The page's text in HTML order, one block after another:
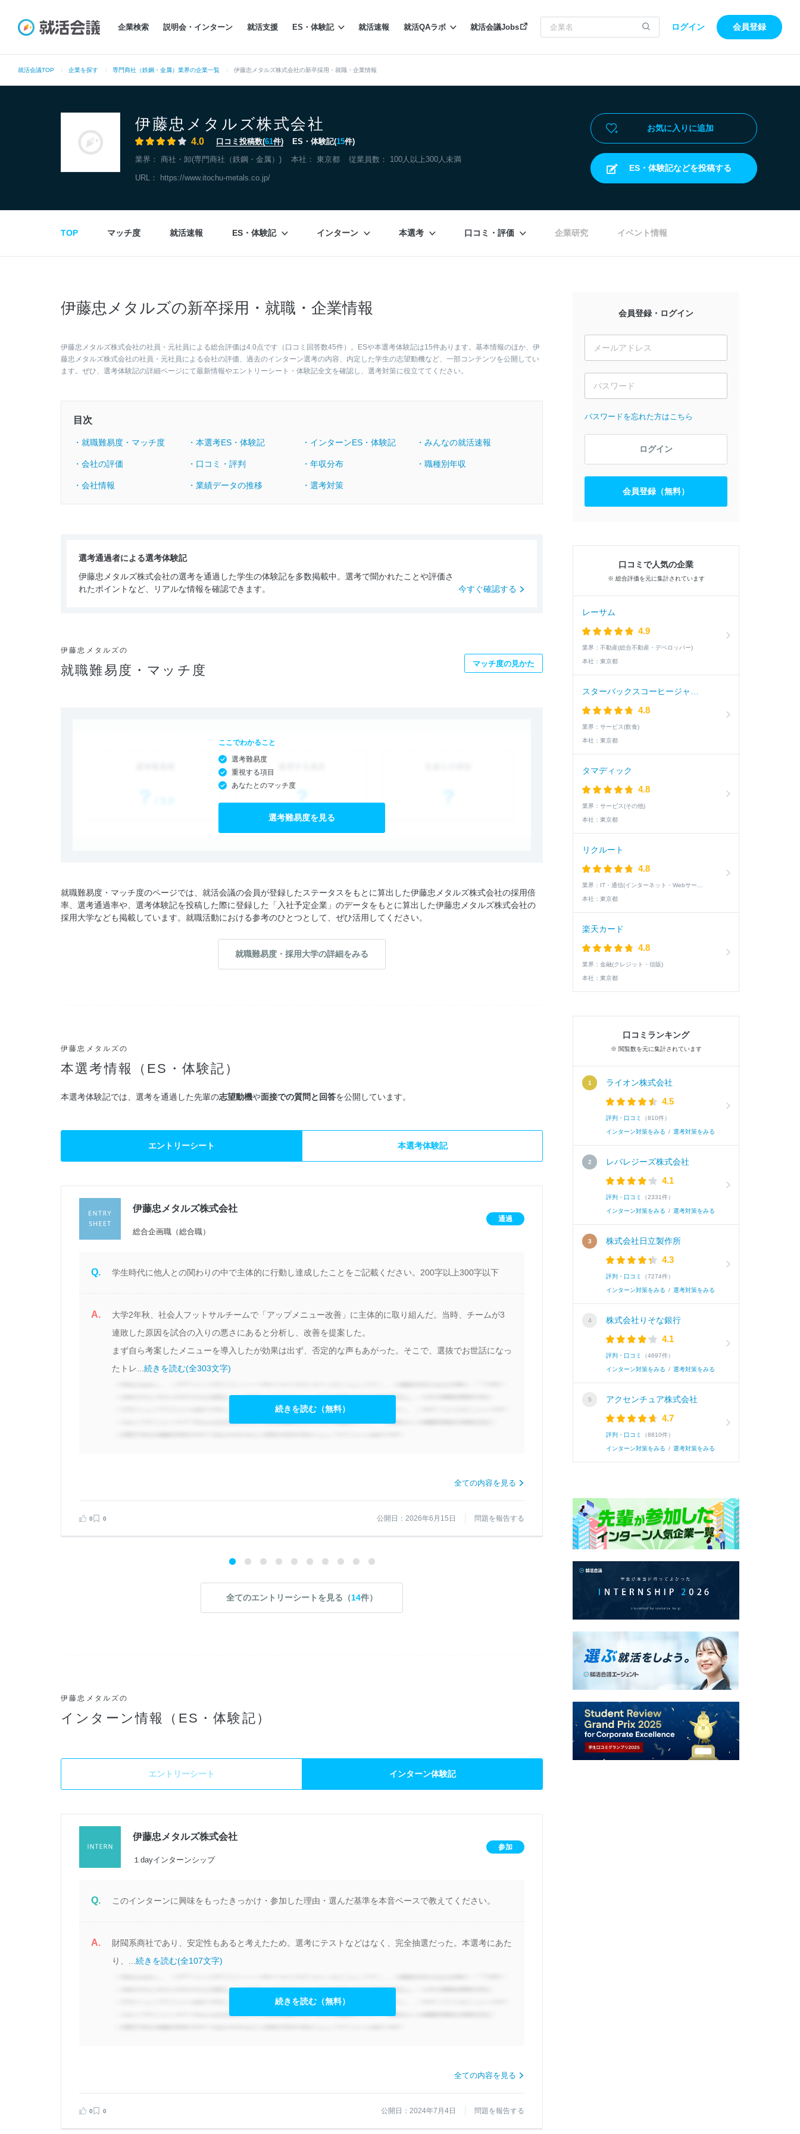
企業検索 説明会・インターン 就活支援 ES・体験記 就活速報 就活QAラボ 就活会議Jobs ログイン 会員登録
就活会議TOP 企業を探す 専門商社（鉄鋼・金属）業界の企業一覧 伊藤忠メタルズ株式会社の新卒採用・就職・企業情報
伊藤忠メタルズ株式会社
4.0 口コミ投稿数(61件) ES・体験記(15件)
業界： 商社・卸(専門商社（鉄鋼・金属）) 本社： 東京都 従業員数： 100人以上300人未満
URL： https://www.itochu-metals.co.jp/
お気に入りに追加
ES・体験記などを投稿する
TOP マッチ度 就活速報 ES・体験記 インターン 本選考 口コミ・評価 企業研究 イベント情報
伊藤忠メタルズの新卒採用・就職・企業情報
伊藤忠メタルズ株式会社の社員・元社員による総合評価は4.0点です（口コミ回答数45件）。ESや本選考体験記は15件あります。基本情報のほか、伊
藤忠メタルズ株式会社の社員・元社員による会社の評価、過去のインターン選考の内容、内定した学生の志望動機など、一部コンテンツを公開してい
ます。ぜひ、選考体験記の詳細ページにて最新情報やエントリーシート・体験記全文を確認し、選考対策に役立ててください。
目次
・就職難易度・マッチ度 ・本選考ES・体験記 ・インターンES・体験記 ・みんなの就活速報
・会社の評価 ・口コミ・評判 ・年収分布 ・職種別年収
・会社情報 ・業績データの推移 ・選考対策
選考通過者による選考体験記
伊藤忠メタルズ株式会社の選考を通過した学生の体験記を多数掲載中。選考で聞かれたことや評価さ
れたポイントなど、リアルな情報を確認できます。
今すぐ確認する
伊藤忠メタルズの
就職難易度・マッチ度 マッチ度の見かた
ここでわかること
選考難易度
重視する項目
あなたとのマッチ度
選考難易度を見る
就職難易度・マッチ度のページでは、就活会議の会員が登録したステータスをもとに算出した伊藤忠メタルズ株式会社の採用倍
率、選考通過率や、選考体験記を投稿した際に登録した「入社予定企業」のデータをもとに算出した伊藤忠メタルズ株式会社の
採用大学なども掲載しています。就職活動における参考のひとつとして、ぜひ活用してください。
就職難易度・採用大学の詳細をみる
伊藤忠メタルズの
本選考情報（ES・体験記）
本選考体験記では、選考を通過した先輩の志望動機や面接での質問と回答を公開しています。
エントリーシート 本選考体験記
伊藤忠メタルズ株式会社
総合企画職（総合職）
通過
Q. 学生時代に他人との関わりの中で主体的に行動し達成したことをご記載ください。200字以上300字以下
A.
大学2年秋、社会人フットサルチームで「アップメニュー改善」に主体的に取り組んだ。当時、チームが3
連敗した原因を試合の入りの悪さにあると分析し、改善を提案した。
まず自ら考案したメニューを導入したが効果は出ず、否定的な声もあがった。そこで、選抜でお世話になっ
たトレ... 続きを読む(全303文字)
続きを読む（無料）
全ての内容を見る
0 0 公開日：2026年6月15日 問題を報告する
伊藤忠メタルズ株式会社
Q. 学生時代に他人との関わりの中で主体的に行動
私は大学のゼミでゼミ長を務めリーダーシップ
全てのエントリーシートを見る（14件）
伊藤忠メタルズの
インターン情報（ES・体験記）
エントリーシート インターン体験記
伊藤忠メタルズ株式会社
１dayインターンシップ
参加
Q. このインターンに興味をもったきっかけ・参加した理由・選んだ基準を本音ベースで教えてください。
A.
財閥系商社であり、安定性もあると考えたため。選考にテストなどはなく、完全抽選だった。本選考にあた
り、... 続きを読む(全107文字)
続きを読む（無料）
全ての内容を見る
0 0 公開日：2024年7月4日 問題を報告する
会員登録・ログイン
パスワードを忘れた方はこちら
ログイン
会員登録（無料）
口コミで人気の企業
※ 総合評価を元に集計されています
レーサム
4.9
業界： 不動産(総合不動産・デベロッパー)
本社： 東京都
4.8
業界： サービス(飲食)
本社： 東京都
タマディック
4.8
業界： サービス(その他)
本社： 東京都
リクルート
4.8
業界：
本社： 東京都
楽天カード
4.8
業界： 金融(クレジット・信販)
本社： 東京都
口コミランキング
※ 閲覧数を元に集計されています
ライオン株式会社
4.5
評判・口コミ （810件）
インターン対策をみる / 選考対策をみる
レバレジーズ株式会社
4.1
評判・口コミ （2331件）
インターン対策をみる / 選考対策をみる
株式会社日立製作所
4.3
評判・口コミ （7274件）
インターン対策をみる / 選考対策をみる
株式会社りそな銀行
4.1
評判・口コミ （4697件）
インターン対策をみる / 選考対策をみる
アクセンチュア株式会社
4.7
評判・口コミ （8810件）
インターン対策をみる / 選考対策をみる